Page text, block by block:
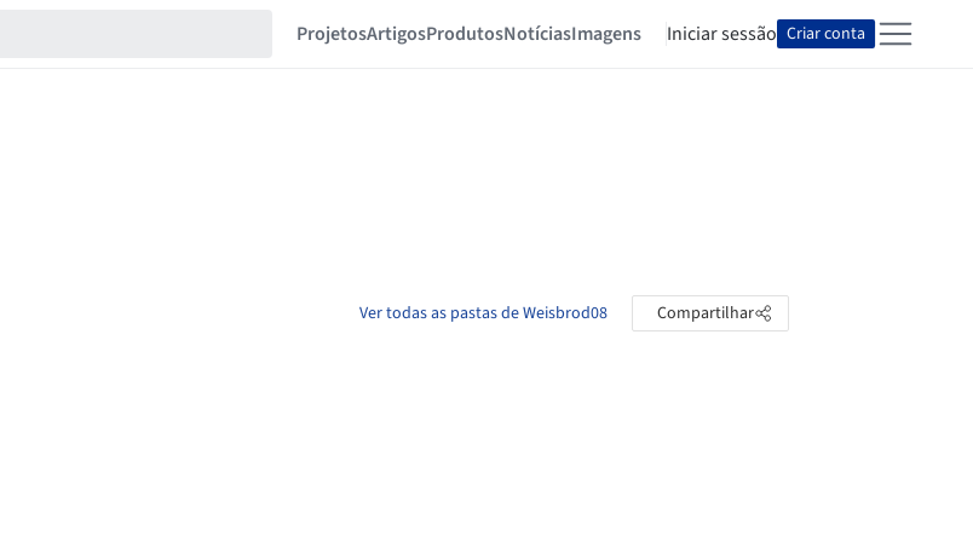
ProjetosArtigosProdutosNotíciasImagens Iniciar sessão Criar conta
Ver todas as pastas de Weisbrod08 Compartilhar